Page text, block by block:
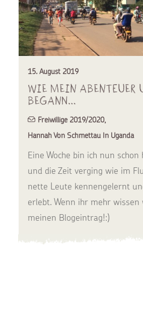
15. August 2019
Wie mein Abenteuer
begann…
Freiwillige 2019/2020,
Hannah Von Schmettau In Uganda
Eine Woche bin ich nun
und die Zeit verging wie im
nette Leute kennengelernt
erlebt. Wenn ihr mehr
meinen Blogeintrag!:)